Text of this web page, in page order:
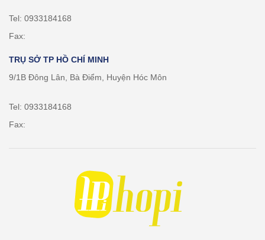
Tel: 0933184168
Fax:
TRỤ SỞ TP HỒ CHÍ MINH
9/1B Đông Lân, Bà Điểm, Huyện Hóc Môn
Tel: 0933184168
Fax: